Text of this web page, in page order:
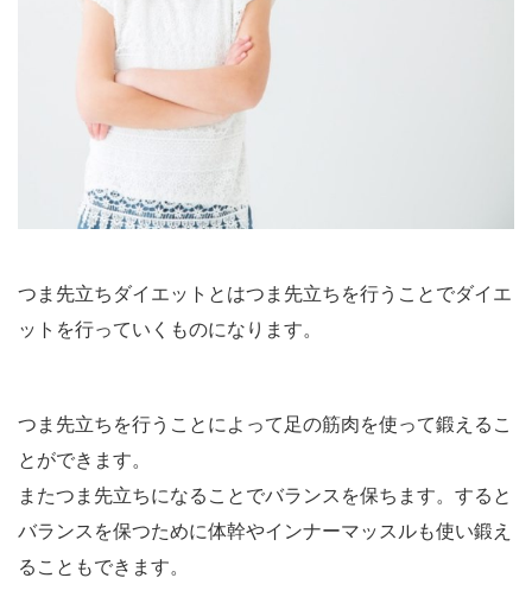
つま先立ちダイエットとはつま先立ちを行うことでダイエ
ットを行っていくものになります。
つま先立ちを行うことによって足の筋肉を使って鍛えるこ
とができます。
またつま先立ちになることでバランスを保ちます。すると
バランスを保つために体幹やインナーマッスルも使い鍛え
ることもできます。